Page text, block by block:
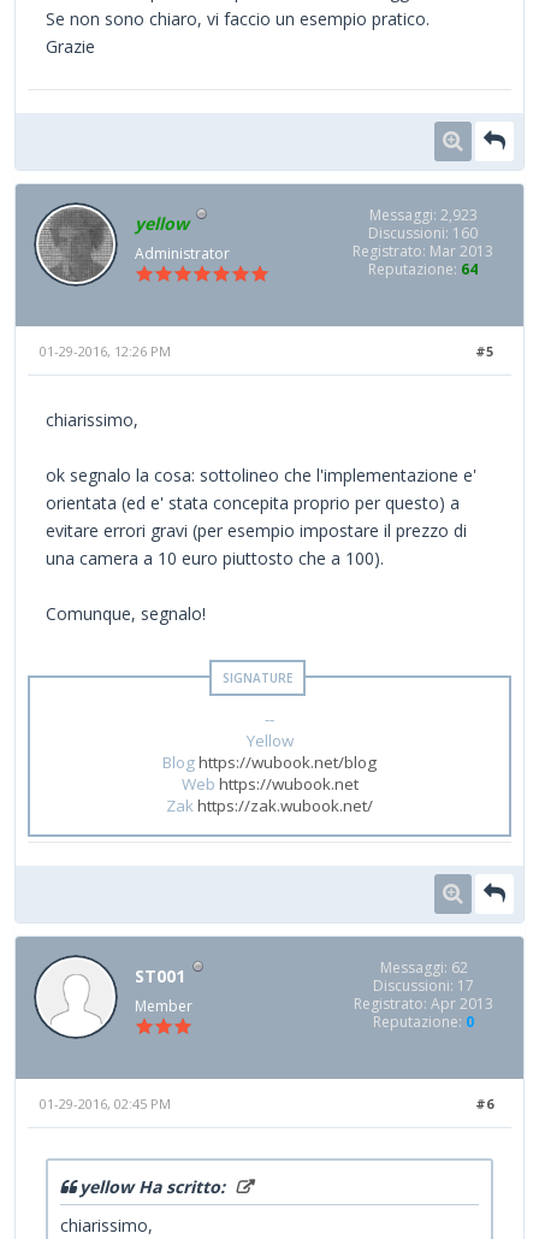
Se non sono chiaro, vi faccio un esempio pratico.
Grazie
yellow
Administrator
Messaggi: 2,923
Discussioni: 160
Registrato: Mar 2013
Reputazione: 64
#5
01-29-2016, 12:26 PM
chiarissimo,
ok segnalo la cosa: sottolineo che l'implementazione e'
orientata (ed e' stata concepita proprio per questo) a
evitare errori gravi (per esempio impostare il prezzo di
una camera a 10 euro piuttosto che a 100).
Comunque, segnalo!
--
Yellow
Bloghttps://wubook.net/blog
Web https://wubook.net
Zakhttps://zak.wubook.net/
ST001
Member
Messaggi: 62
Discussioni: 17
Registrato: Apr 2013
Reputazione: 0
#6
01-29-2016, 02:45 PM
yellow Ha scritto:
chiarissimo,